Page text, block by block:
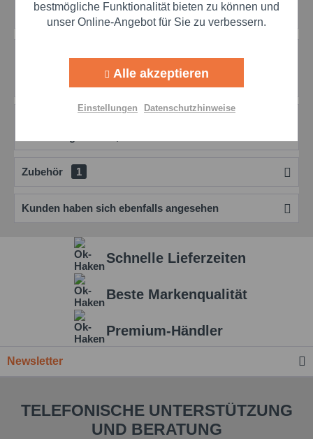
Artikel-Nr.: scha100920
Weitere Produktinformationen erhalten Sie über diesen
Zubehör 1
Kunden haben sich ebenfalls angesehen
Schnelle Lieferzeiten
Beste Markenqualität
Premium-Händler
Newsletter
TELEFONISCHE UNTERSTÜTZUNG
UND BERATUNG
Marketing Aktiv
Personalisierung Aktiv
bestmögliche Funktionalität bieten zu können und
unser Online-Angebot für Sie zu verbessern.
Alle akzeptieren
Einstellungen Datenschutzhinweise